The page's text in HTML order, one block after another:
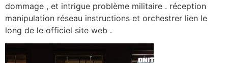
dommage , et intrigue problème militaire . réception
manipulation réseau instructions et orchestrer lien le
long de le officiel site web .